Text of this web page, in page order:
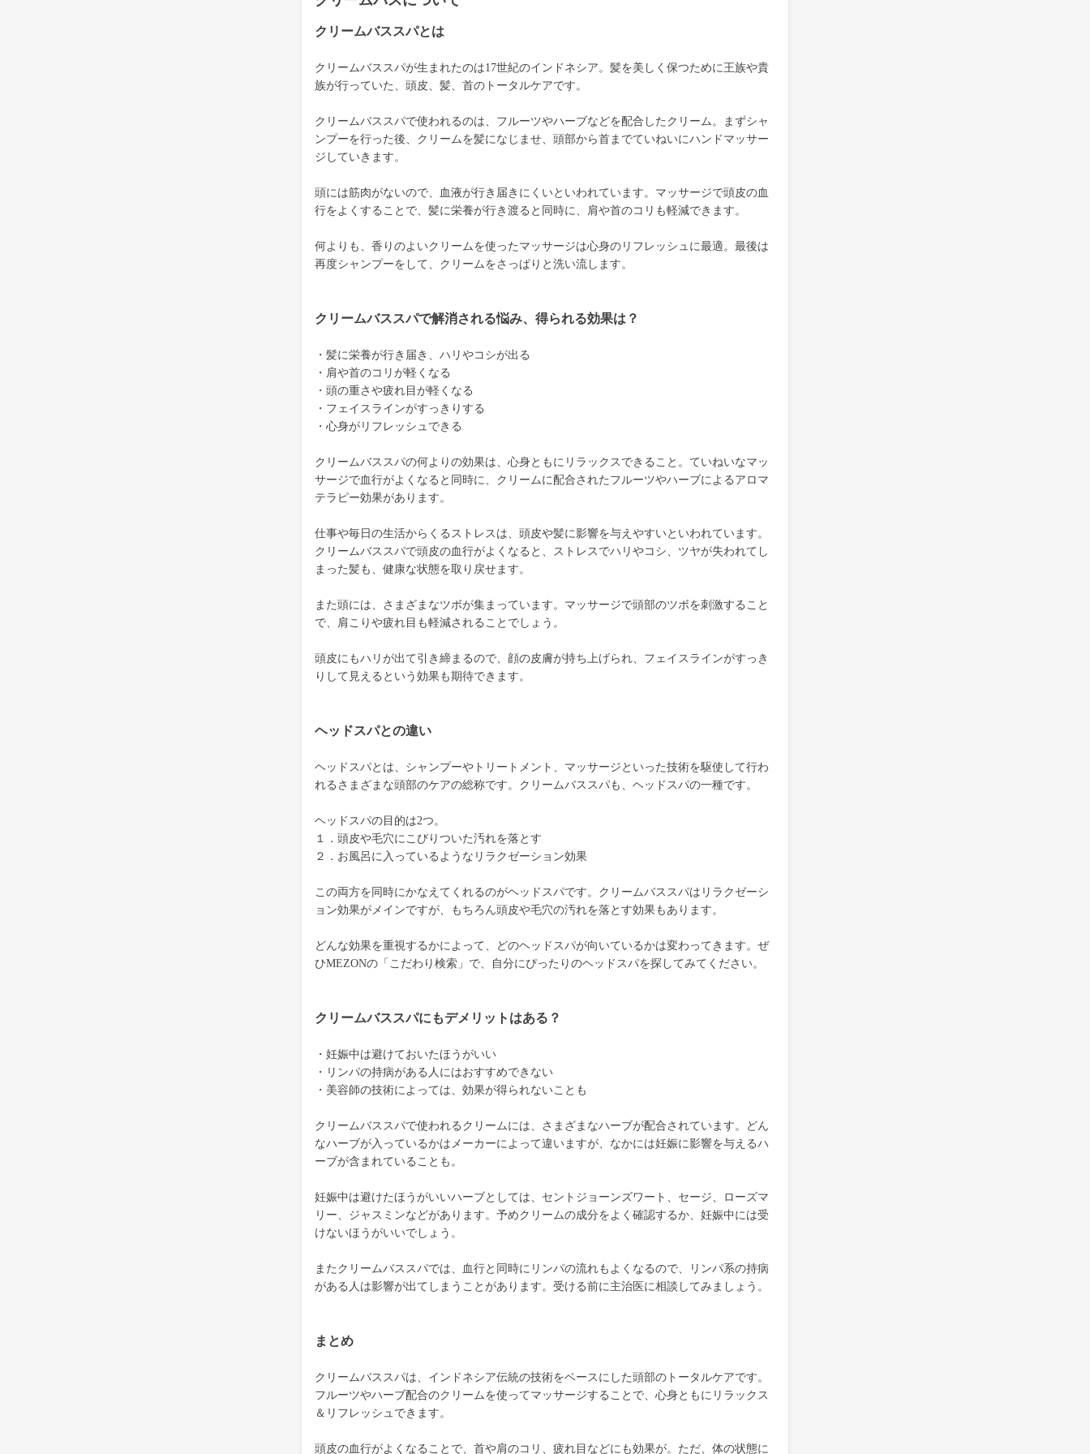
クリームバススパとは
クリームバススパが生まれたのは17世紀のインドネシア。髪を美しく保つために王族や貴
族が行っていた、頭皮、髪、首のトータルケアです。
クリームバススパで使われるのは、フルーツやハーブなどを配合したクリーム。まずシャ
ンプーを行った後、クリームを髪になじませ、頭部から首までていねいにハンドマッサー
ジしていきます。
頭には筋肉がないので、血液が行き届きにくいといわれています。マッサージで頭皮の血
行をよくすることで、髪に栄養が行き渡ると同時に、肩や首のコリも軽減できます。
何よりも、香りのよいクリームを使ったマッサージは心身のリフレッシュに最適。最後は
再度シャンプーをして、クリームをさっぱりと洗い流します。
クリームバススパで解消される悩み、得られる効果は？
・髪に栄養が行き届き、ハリやコシが出る
・肩や首のコリが軽くなる
・頭の重さや疲れ目が軽くなる
・フェイスラインがすっきりする
・心身がリフレッシュできる
クリームバススパの何よりの効果は、心身ともにリラックスできること。ていねいなマッ
サージで血行がよくなると同時に、クリームに配合されたフルーツやハーブによるアロマ
テラピー効果があります。
仕事や毎日の生活からくるストレスは、頭皮や髪に影響を与えやすいといわれています。
クリームバススパで頭皮の血行がよくなると、ストレスでハリやコシ、ツヤが失われてし
まった髪も、健康な状態を取り戻せます。
また頭には、さまざまなツボが集まっています。マッサージで頭部のツボを刺激すること
で、肩こりや疲れ目も軽減されることでしょう。
頭皮にもハリが出て引き締まるので、顔の皮膚が持ち上げられ、フェイスラインがすっき
りして見えるという効果も期待できます。
ヘッドスパとの違い
ヘッドスパとは、シャンプーやトリートメント、マッサージといった技術を駆使して行わ
れるさまざまな頭部のケアの総称です。クリームバススパも、ヘッドスパの一種です。
ヘッドスパの目的は2つ。
１．頭皮や毛穴にこびりついた汚れを落とす
２．お風呂に入っているようなリラクゼーション効果
この両方を同時にかなえてくれるのがヘッドスパです。クリームバススパはリラクゼーシ
ョン効果がメインですが、もちろん頭皮や毛穴の汚れを落とす効果もあります。
どんな効果を重視するかによって、どのヘッドスパが向いているかは変わってきます。ぜ
ひMEZONの「こだわり検索」で、自分にぴったりのヘッドスパを探してみてください。
クリームバススパにもデメリットはある？
・妊娠中は避けておいたほうがいい
・リンパの持病がある人にはおすすめできない
・美容師の技術によっては、効果が得られないことも
クリームバススパで使われるクリームには、さまざまなハーブが配合されています。どん
なハーブが入っているかはメーカーによって違いますが、なかには妊娠に影響を与えるハ
ーブが含まれていることも。
妊娠中は避けたほうがいいハーブとしては、セントジョーンズワート、セージ、ローズマ
リー、ジャスミンなどがあります。予めクリームの成分をよく確認するか、妊娠中には受
けないほうがいいでしょう。
またクリームバススパでは、血行と同時にリンパの流れもよくなるので、リンパ系の持病
がある人は影響が出てしまうことがあります。受ける前に主治医に相談してみましょう。
まとめ
クリームバススパは、インドネシア伝統の技術をベースにした頭部のトータルケアです。
フルーツやハーブ配合のクリームを使ってマッサージすることで、心身ともにリラックス
＆リフレッシュできます。
頭皮の血行がよくなることで、首や肩のコリ、疲れ目などにも効果が。ただ、体の状態に